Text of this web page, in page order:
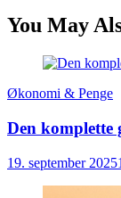
You May
Økonomi & Penge
Den komplette
19. september 2025